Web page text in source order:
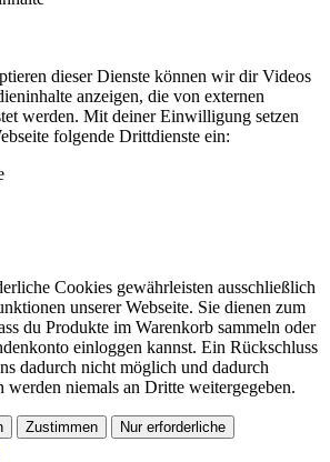
dieser Dienste können wir dir Videos
anzeigen, die von externen
werden. Mit deiner Einwilligung setzen
folgende Drittdienste ein:
Cookies gewährleisten ausschließlich
unserer Webseite. Sie dienen zum
du Produkte im Warenkorb sammeln oder
einloggen kannst. Ein Rückschluss
dadurch nicht möglich und dadurch
werden niemals an Dritte weitergegeben.
Zustimmen Nur erforderliche